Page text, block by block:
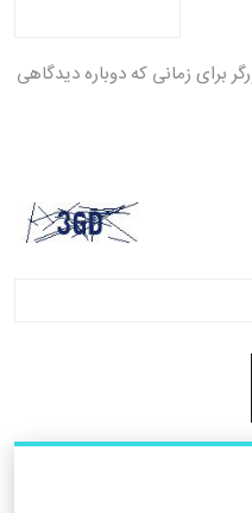
برای زمانی که دوباره دیدگاهی